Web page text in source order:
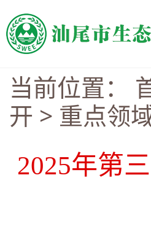
当前位置：
开 > 重点领
2025年第